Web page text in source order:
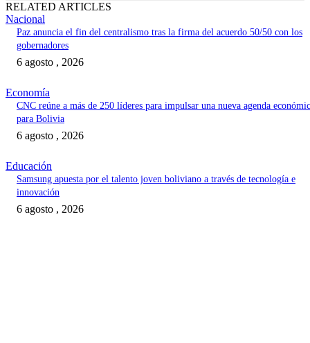
RELATED ARTICLES
Nacional
Paz anuncia el fin del centralismo tras la firma del acuerdo 50/50 con los
gobernadores
6 agosto , 2026
Economía
CNC reúne a más de 250 líderes para impulsar una nueva agenda
para Bolivia
6 agosto , 2026
Educación
Samsung apuesta por el talento joven boliviano a través de tecnología e
innovación
6 agosto , 2026